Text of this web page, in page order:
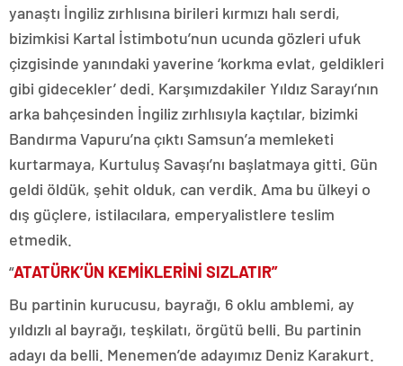
yanaştı İngiliz zırhlısına birileri kırmızı halı serdi,
bizimkisi Kartal İstimbotu’nun ucunda gözleri ufuk
çizgisinde yanındaki yaverine ‘korkma evlat, geldikleri
gibi gidecekler’ dedi. Karşımızdakiler Yıldız Sarayı’nın
arka bahçesinden İngiliz zırhlısıyla kaçtılar, bizimki
Bandırma Vapuru’na çıktı Samsun’a memleketi
kurtarmaya, Kurtuluş Savaşı’nı başlatmaya gitti. Gün
geldi öldük, şehit olduk, can verdik. Ama bu ülkeyi o
dış güçlere, istilacılara, emperyalistlere teslim
etmedik.
“ATATÜRK’ÜN KEMİKLERİNİ SIZLATIR”
Bu partinin kurucusu, bayrağı, 6 oklu amblemi, ay
yıldızlı al bayrağı, teşkilatı, örgütü belli. Bu partinin
adayı da belli. Menemen’de adayımız Deniz Karakurt.